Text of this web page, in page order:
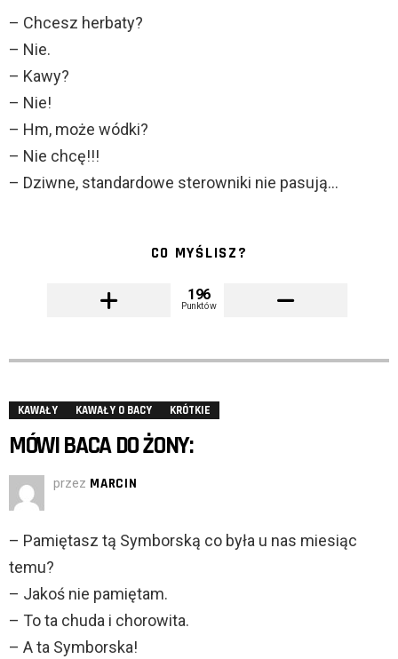
– Chcesz herbaty?
– Nie.
– Kawy?
– Nie!
– Hm, może wódki?
– Nie chcę!!!
– Dziwne, standardowe sterowniki nie pasują…
CO MYŚLISZ?
196
Punktów
KAWAŁY KAWAŁY O BACY KRÓTKIE
MÓWI BACA DO ŻONY:
przez MARCIN
– Pamiętasz tą Symborską co była u nas miesiąc
temu?
– Jakoś nie pamiętam.
– To ta chuda i chorowita.
– A ta Symborska!